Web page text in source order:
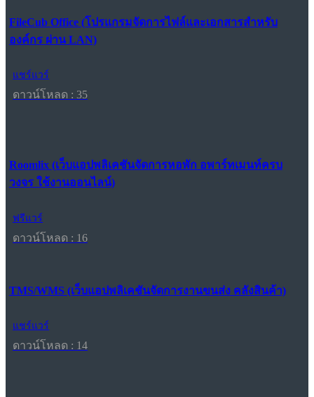
FileCub Office (โปรแกรมจัดการไฟล์และเอกสารสำหรับ
องค์กร ผ่าน LAN)
แชร์แวร์
ดาวน์โหลด : 35
Roomlix (เว็บแอปพลิเคชันจัดการหอพัก อพาร์ทเมนท์ครบ
วงจร ใช้งานออนไลน์)
ฟรีแวร์
ดาวน์โหลด : 16
TMS/WMS (เว็บแอปพลิเคชันจัดการงานขนส่ง คลังสินค้า)
แชร์แวร์
ดาวน์โหลด : 14